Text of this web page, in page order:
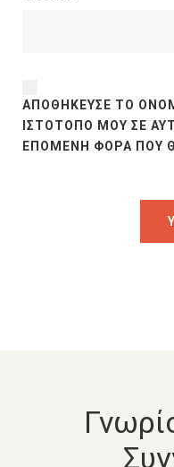
ΑΠΟΘΉΚΕΥΣΕ ΤΟ
ΙΣΤΌΤΟΠΟ ΜΟΥ ΣΕ
ΕΠΌΜΕΝΗ ΦΟΡΆ ΠΟΥ